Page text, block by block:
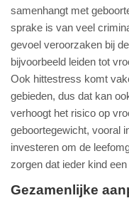
samenhangt met
sprake is van veel
gevoel veroorzaken bij
bijvoorbeeld leiden tot
Ook hittestress komt
gebieden, dus dat kan
verhoogt het risico op
geboortegewicht, vooral
investeren om de
zorgen dat ieder kind
Gezamenlijke